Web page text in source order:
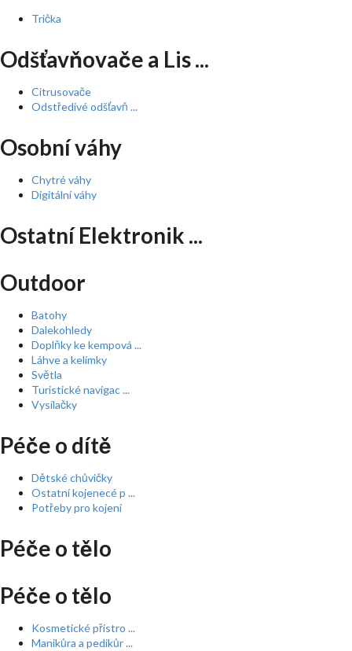
Trička
Odšťavňovače a Lis ...
Citrusovače
Odstředivé odšťavň ...
Osobní váhy
Chytré váhy
Digitální váhy
Ostatní Elektronik ...
Outdoor
Batohy
Dalekohledy
Doplňky ke kempová ...
Láhve a kelímky
Světla
Turistické navigac ...
Vysílačky
Péče o dítě
Dětské chůvičky
Ostatní kojenecé p ...
Potřeby pro kojení
Péče o tělo
Péče o tělo
Kosmetické přístro ...
Manikůra a pedikůr ...